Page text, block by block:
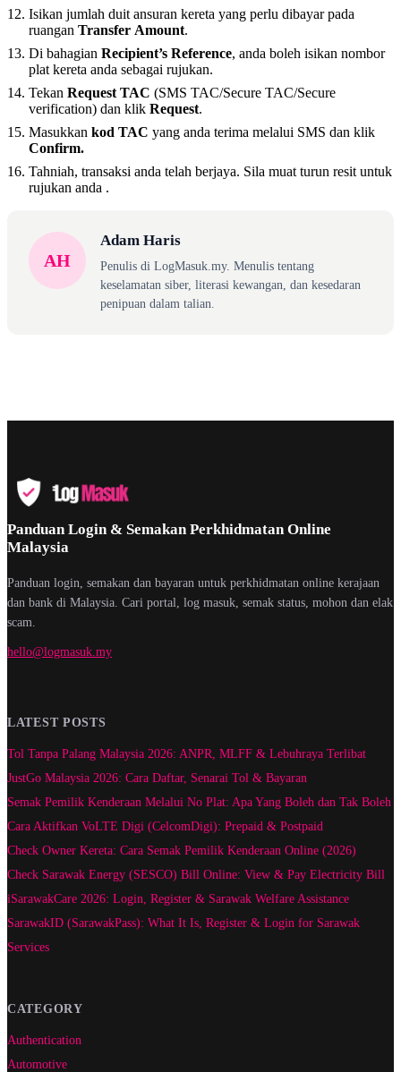
Isikan jumlah duit ansuran kereta yang perlu dibayar pada
ruangan Transfer Amount.
Di bahagian Recipient’s Reference, anda boleh isikan nombor
plat kereta anda sebagai rujukan.
Tekan Request TAC (SMS TAC/Secure TAC/Secure
verification) dan klik Request.
Masukkan kod TAC yang anda terima melalui SMS dan klik
Confirm.
Tahniah, transaksi anda telah berjaya. Sila muat turun resit untuk
rujukan anda .
AH
Adam Haris
Penulis di LogMasuk.my. Menulis tentang
keselamatan siber, literasi kewangan, dan kesedaran
penipuan dalam talian.
Panduan Login & Semakan Perkhidmatan Online
Malaysia
Panduan login, semakan dan bayaran untuk perkhidmatan online kerajaan
dan bank di Malaysia. Cari portal, log masuk, semak status, mohon dan elak
scam.
hello@logmasuk.my
LATEST POSTS
Tol Tanpa Palang Malaysia 2026: ANPR, MLFF & Lebuhraya Terlibat
JustGo Malaysia 2026: Cara Daftar, Senarai Tol & Bayaran
Semak Pemilik Kenderaan Melalui No Plat: Apa Yang Boleh dan Tak Boleh
Cara Aktifkan VoLTE Digi (CelcomDigi): Prepaid & Postpaid
Check Owner Kereta: Cara Semak Pemilik Kenderaan Online (2026)
Check Sarawak Energy (SESCO) Bill Online: View & Pay Electricity Bill
iSarawakCare 2026: Login, Register & Sarawak Welfare Assistance
SarawakID (SarawakPass): What It Is, Register & Login for Sarawak
Services
CATEGORY
Authentication
Automotive